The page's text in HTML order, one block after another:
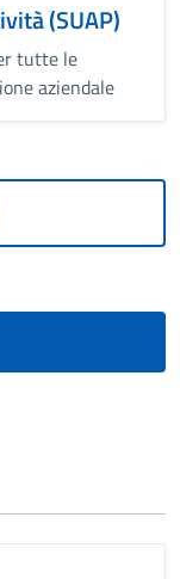
(SUAP)
tutte le
aziendale